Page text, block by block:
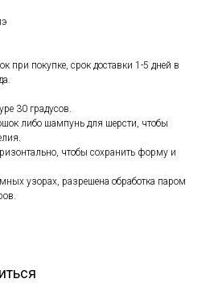
при покупке, срок доставки 1-5 дней в
30 градусов.
либо шампунь для шерсти, чтобы
чтобы сохранить форму и
узорах, разрешена обработка паром